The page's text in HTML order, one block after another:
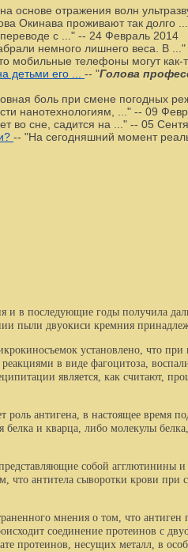
основе отражения волн
Окинава проживают так долго
с ..." -- 24 Февраль 2014
немного лишнего веса. В ..."
мобильные телефоны могут как-
детьми его ... -- "Голова
боль при смене погодных
нанотехнологиям, ..." -- 09
во сне, садится на ..." -- 05
-- "На сегодняшний момент
в последующие годы получила
пыли двуокиси кремния
уста­новлено, что при
в виде фагоцитоза,
является, как счи­тают,
антигена, в настоящее время
и кварца, либо молекулы
собой агглютинины
антитела сыворотки крови при
мне­ния о том, что антиген
соединение протеинов с
протеинов, не­сущих металл, в